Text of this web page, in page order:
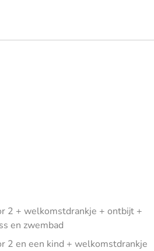
2 + welkomstdrankje + ontbijt +
en zwembad
2 en een kind + welkomstdrankje